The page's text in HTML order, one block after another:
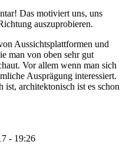
Das motiviert uns, uns
auszuprobieren.
Aussichtsplattformen und
man von oben sehr gut
Vor allem wenn man sich
Ausprägung interessiert.
ist, architektonisch ist es schon
- 19:26